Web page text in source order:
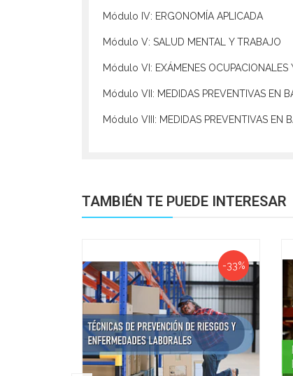
Módulo IV: ERGONOMÍA APLICADA
Módulo V: SALUD MENTAL Y TRABAJO
Módulo VI: EXÁMENES OCUPACIONALES
Módulo VII: MEDIDAS PREVENTIVAS EN
Módulo VIII: MEDIDAS PREVENTIVAS EN
TAMBIÉN TE PUEDE INTERESAR
-33%